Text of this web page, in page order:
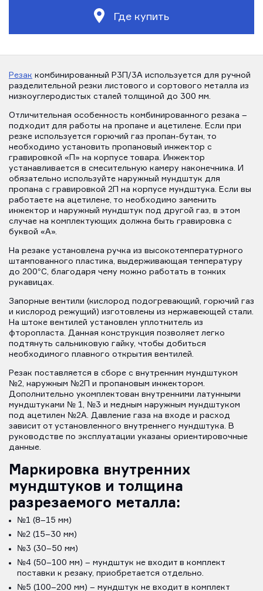
Где купить
Резак комбинированный Р3П/3А используется для ручной
разделительной резки листового и сортового металла из
низкоуглеродистых сталей толщиной до 300 мм.
Отличительная особенность комбинированного резака –
подходит для работы на пропане и ацетилене. Если при
резке используется горючий газ пропан-бутан, то
необходимо установить пропановый инжектор с
гравировкой «П» на корпусе товара. Инжектор
устанавливается в смесительную камеру наконечника. И
обязательно используйте наружный мундштук для
пропана с гравировкой 2П на корпусе мундштука. Если вы
работаете на ацетилене, то необходимо заменить
инжектор и наружный мундштук под другой газ, в этом
случае на комплектующих должна быть гравировка с
буквой «А».
На резаке установлена ручка из высокотемпературного
штампованного пластика, выдерживающая температуру
до 200°С, благодаря чему можно работать в тонких
рукавицах.
Запорные вентили (кислород подогревающий, горючий газ
и кислород режущий) изготовлены из нержавеющей стали.
На штоке вентилей установлен уплотнитель из
фторопласта. Данная конструкция позволяет легко
подтянуть сальниковую гайку, чтобы добиться
необходимого плавного открытия вентилей.
Резак поставляется в сборе с внутренним мундштуком
№2, наружным №2П и пропановым инжектором.
Дополнительно укомплектован внутренними латунными
мундштуками № 1, №3 и медным наружным мундштуком
под ацетилен №2А. Давление газа на входе и расход
зависит от установленного внутреннего мундштука. В
руководстве по эксплуатации указаны ориентировочные
данные.
Маркировка внутренних
мундштуков и толщина
разрезаемого металла:
№1 (8–15 мм)
№2 (15–30 мм)
№3 (30–50 мм)
№4 (50–100 мм) – мундштук не входит в комплект
поставки к резаку, приобретается отдельно.
№5 (100–200 мм) – мундштук не входит в комплект